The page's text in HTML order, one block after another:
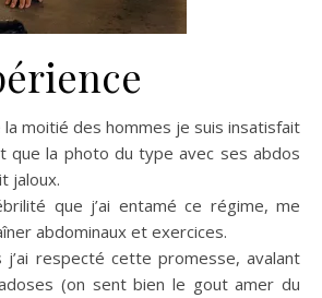
la moitié des hommes je suis insatisfait
que la photo du type avec ses abdos
jaloux.
que j’ai entamé ce régime, me
abdominaux et exercices.
respecté cette promesse, avalant
(on sent bien le gout amer du